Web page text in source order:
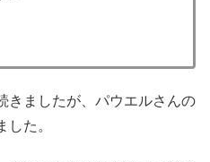
きましたが、パウエルさんの
た。